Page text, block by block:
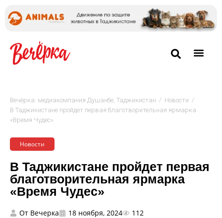
Вечёрка: медиакомпания Душанбе, Таджикистан / Новости /
В Таджикистане пройдет первая благотворительная ярмарка
«Время Чудес»
Новости
В Таджикистане пройдет первая
благотворительная ярмарка
«Время Чудес»
От Вечерка 18 ноября, 2024 112